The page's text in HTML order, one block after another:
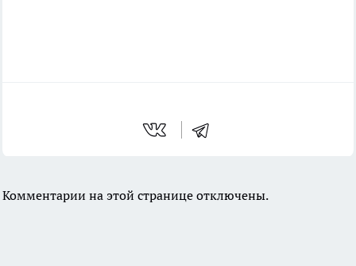
Комментарии на этой странице отключены.